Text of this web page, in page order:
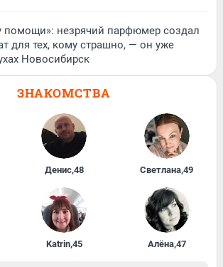
помощи»: незрячий парфюмер создал
для тех, кому страшно, — он уже
Новосибирск
ЗНАКОМСТВА
Денис,48 Светлана,49
Katrin,45 Алёна,47